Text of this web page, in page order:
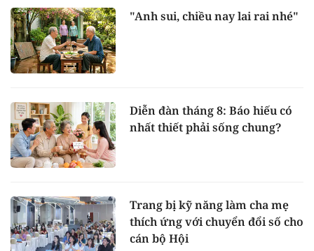
"Anh sui, chiều nay lai rai nhé"
Diễn đàn tháng 8: Báo hiếu có
nhất thiết phải sống chung?
Trang bị kỹ năng làm cha mẹ
thích ứng với chuyển đổi số cho
cán bộ Hội